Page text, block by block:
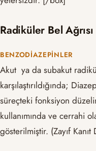
Radiküler Bel Ağrısı
BENZODIAZEPINLER
Akut ya da subakut
karşılaştırıldığında;
süreçteki fonksiyon
kullanımında ve cerrahi
gösterilmiştir. (Zayıf Kanıt